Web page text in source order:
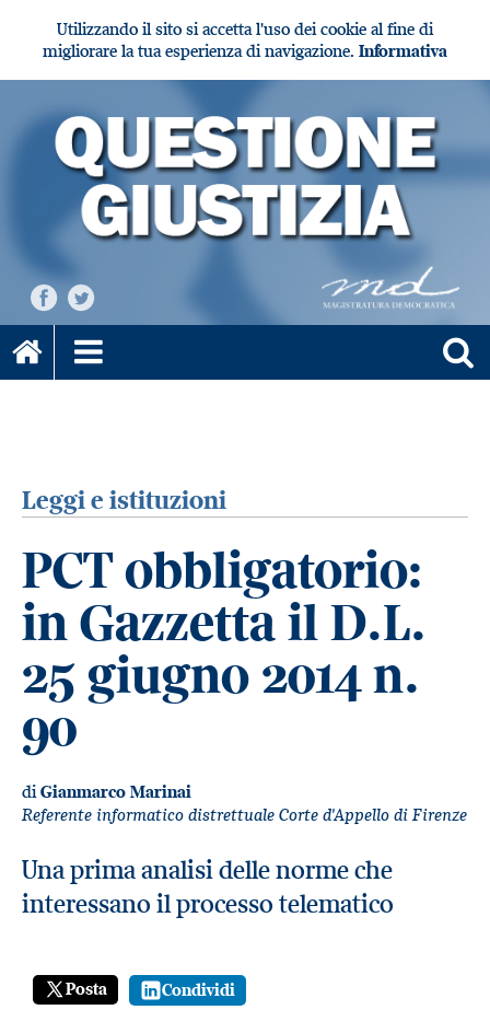
Utilizzando il sito si accetta l'uso dei cookie al fine di
migliorare la tua esperienza di navigazione. Informativa
Leggi e istituzioni
PCT obbligatorio:
in Gazzetta il D.L.
25 giugno 2014 n.
90
di Gianmarco Marinai
Referente informatico distrettuale Corte d'Appello di Firenze
Una prima analisi delle norme che
interessano il processo telematico
Posta Condividi